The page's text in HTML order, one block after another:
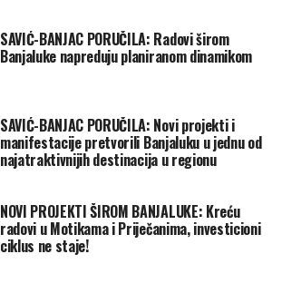
SAVIĆ-BANJAC PORUČILA: Radovi širom
Banjaluke napreduju planiranom dinamikom
SAVIĆ-BANJAC PORUČILA: Novi projekti i
manifestacije pretvorili Banjaluku u jednu od
najatraktivnijih destinacija u regionu
NOVI PROJEKTI ŠIROM BANJALUKE: Kreću
radovi u Motikama i Priječanima, investicioni
ciklus ne staje!